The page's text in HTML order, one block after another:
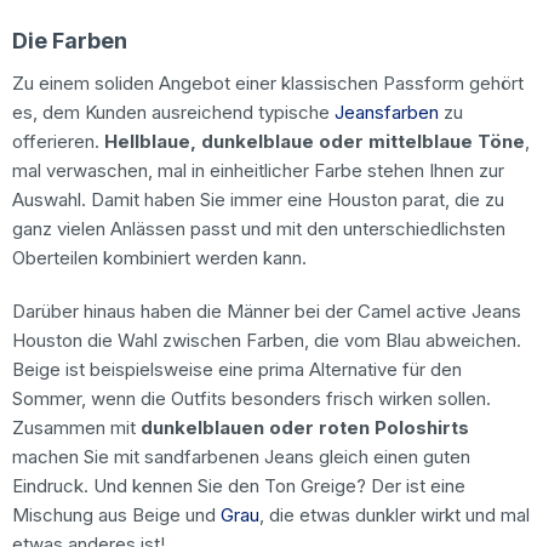
Die Farben
Zu einem soliden Angebot einer klassischen Passform gehört
es, dem Kunden ausreichend typische Jeansfarben zu
offerieren. Hellblaue, dunkelblaue oder mittelblaue Töne,
mal verwaschen, mal in einheitlicher Farbe stehen Ihnen zur
Auswahl. Damit haben Sie immer eine Houston parat, die zu
ganz vielen Anlässen passt und mit den unterschiedlichsten
Oberteilen kombiniert werden kann.
Darüber hinaus haben die Männer bei der Camel active Jeans
Houston die Wahl zwischen Farben, die vom Blau abweichen.
Beige ist beispielsweise eine prima Alternative für den
Sommer, wenn die Outfits besonders frisch wirken sollen.
Zusammen mit dunkelblauen oder roten Poloshirts
machen Sie mit sandfarbenen Jeans gleich einen guten
Eindruck. Und kennen Sie den Ton Greige? Der ist eine
Mischung aus Beige und Grau, die etwas dunkler wirkt und mal